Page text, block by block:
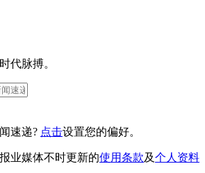
代脉搏。
速递? 点击设置您的偏好。
业媒体不时更新的使用条款及个人资料